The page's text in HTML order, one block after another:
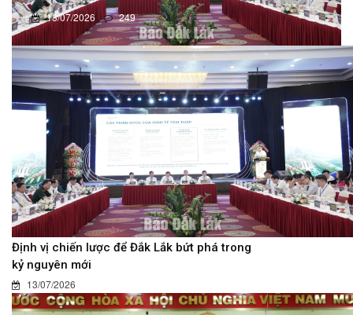
13/07/2026 249
Định vị chiến lược để Đắk Lắk bứt phá trong
kỷ nguyên mới
13/07/2026